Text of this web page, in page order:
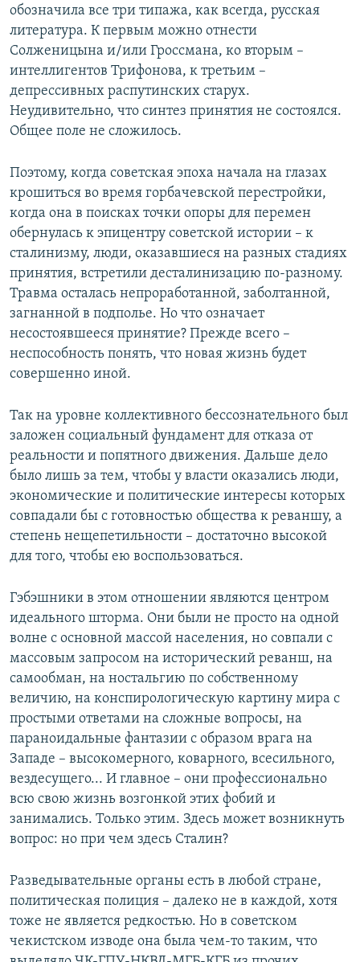
обозначила все три типажа, как всегда, русская
литература. К первым можно отнести
Солженицына и/или Гроссмана, ко вторым –
интеллигентов Трифонова, к третьим –
депрессивных распутинских старух.
Неудивительно, что синтез принятия не состоялся.
Общее поле не сложилось.
Поэтому, когда советская эпоха начала на глазах
крошиться во время горбачевской перестройки,
когда она в поисках точки опоры для перемен
обернулась к эпицентру советской истории – к
сталинизму, люди, оказавшиеся на разных стадиях
принятия, встретили десталинизацию по-разному.
Травма осталась непроработанной, заболтанной,
загнанной в подполье. Но что означает
несостоявшееся принятие? Прежде всего –
неспособность понять, что новая жизнь будет
совершенно иной.
Так на уровне коллективного бессознательного был
заложен социальный фундамент для отказа от
реальности и попятного движения. Дальше дело
было лишь за тем, чтобы у власти оказались люди,
экономические и политические интересы которых
совпадали бы с готовностью общества к реваншу, а
степень нещепетильности – достаточно высокой
для того, чтобы ею воспользоваться.
Гэбэшники в этом отношении являются центром
идеального шторма. Они были не просто на одной
волне с основной массой населения, но совпали с
массовым запросом на исторический реванш, на
самообман, на ностальгию по собственному
величию, на конспирологическую картину мира с
простыми ответами на сложные вопросы, на
параноидальные фантазии с образом врага на
Западе – высокомерного, коварного, всесильного,
вездесущего... И главное – они профессионально
всю свою жизнь возгонкой этих фобий и
занимались. Только этим. Здесь может возникнуть
вопрос: но при чем здесь Сталин?
Разведывательные органы есть в любой стране,
политическая полиция – далеко не в каждой, хотя
тоже не является редкостью. Но в советском
чекистском изводе она была чем-то таким, что